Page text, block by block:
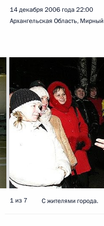
14 декабря 2006 года22:00
Архангельская Область, Мирный
1 из 7 С жителями города.